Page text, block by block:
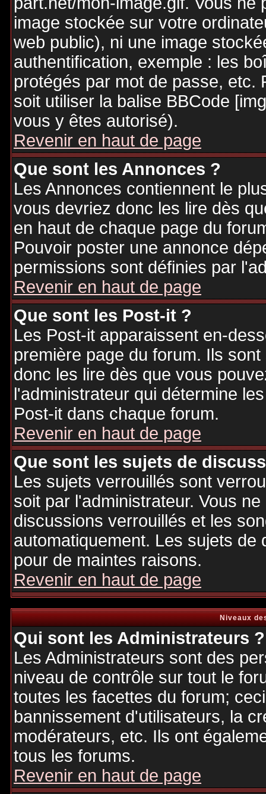
image stockée sur votre
web public), ni une image
authentification, exemple : les
protégés par mot de passe, etc.
soit utiliser la balise BBCode
vous y êtes autorisé).
Revenir en haut de page
Que sont les Annonces ?
Les Annonces contiennent le
vous devriez donc les lire dès
en haut de chaque page du
Pouvoir poster une annonce
permissions sont définies par
Revenir en haut de page
Que sont les Post-it ?
Les Post-it apparaissent en-
première page du forum. Ils
donc les lire dès que vous
l'administrateur qui détermine
Post-it dans chaque forum.
Revenir en haut de page
Que sont les sujets de
Les sujets verrouillés sont
soit par l'administrateur. Vous
discussions verrouillés et les
automatiquement. Les sujets
pour de maintes raisons.
Revenir en haut de page
Niveaux
Qui sont les Administrateurs ?
Les Administrateurs sont des
niveau de contrôle sur tout le
toutes les facettes du forum;
bannissement d'utilisateurs, la
modérateurs, etc. Ils ont
tous les forums.
Revenir en haut de page